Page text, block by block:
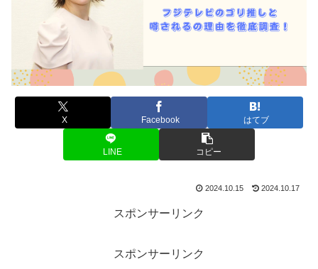
X Facebook はてブ
LINE コピー
2024.10.15 2024.10.17
スポンサーリンク
スポンサーリンク